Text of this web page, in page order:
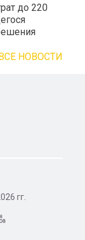
до 220
НОВОСТИ
гг.